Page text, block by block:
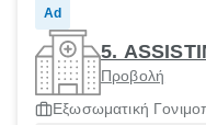
Ad
5.
Προβολή
Εξωσωματική